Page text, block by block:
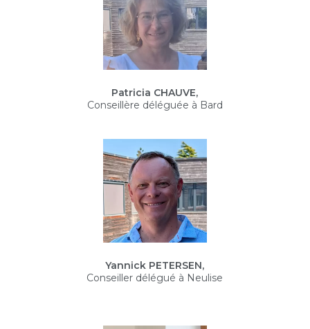
Patricia CHAUVE,
Conseillère déléguée à Bard
Yannick PETERSEN,
Conseiller délégué à Neulise